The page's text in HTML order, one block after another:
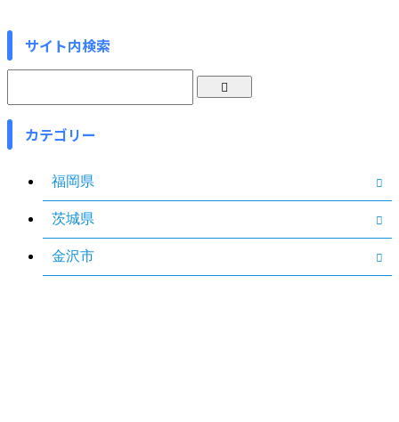
サイト内検索
カテゴリー
福岡県
茨城県
金沢市